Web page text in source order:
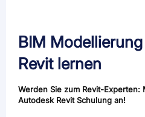
BIM
Revit lernen
Werden Sie zum Revit-
Autodesk Revit Schulung an!